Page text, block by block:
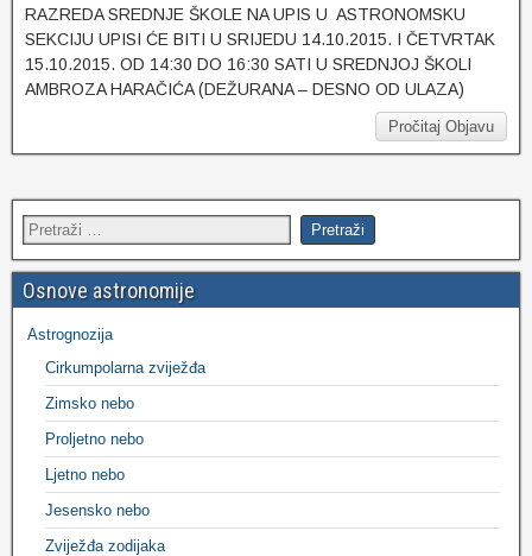
RAZREDA SREDNJE ŠKOLE NA UPIS U ASTRONOMSKU
SEKCIJU UPISI ĆE BITI U SRIJEDU 14.10.2015. I ČETVRTAK
15.10.2015. OD 14:30 DO 16:30 SATI U SREDNJOJ ŠKOLI
AMBROZA HARAČIĆA (DEŽURANA – DESNO OD ULAZA)
Pročitaj Objavu
Osnove astronomije
Astrognozija
Cirkumpolarna zviježđa
Zimsko nebo
Proljetno nebo
Ljetno nebo
Jesensko nebo
Zviježđa zodijaka